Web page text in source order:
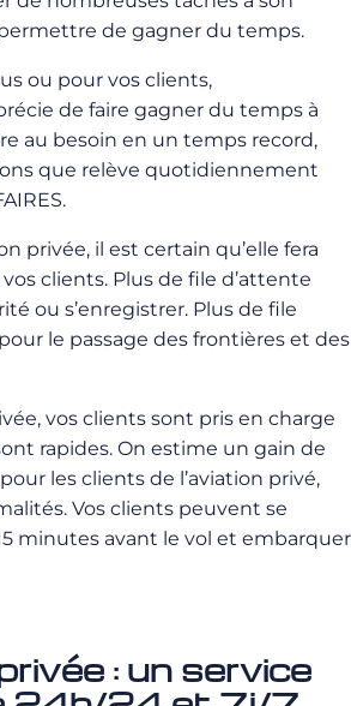
de gagner du temps.
ou pour vos clients,
de faire gagner du temps à
au besoin en un temps record,
que relève quotidiennement
privée, il est certain qu’elle fera
clients. Plus de file d’attente
ou s’enregistrer. Plus de file
le passage des frontières et des
vos clients sont pris en charge
rapides. On estime un gain de
les clients de l’aviation privé,
Vos clients peuvent se
minutes avant le vol et embarquer
: un service